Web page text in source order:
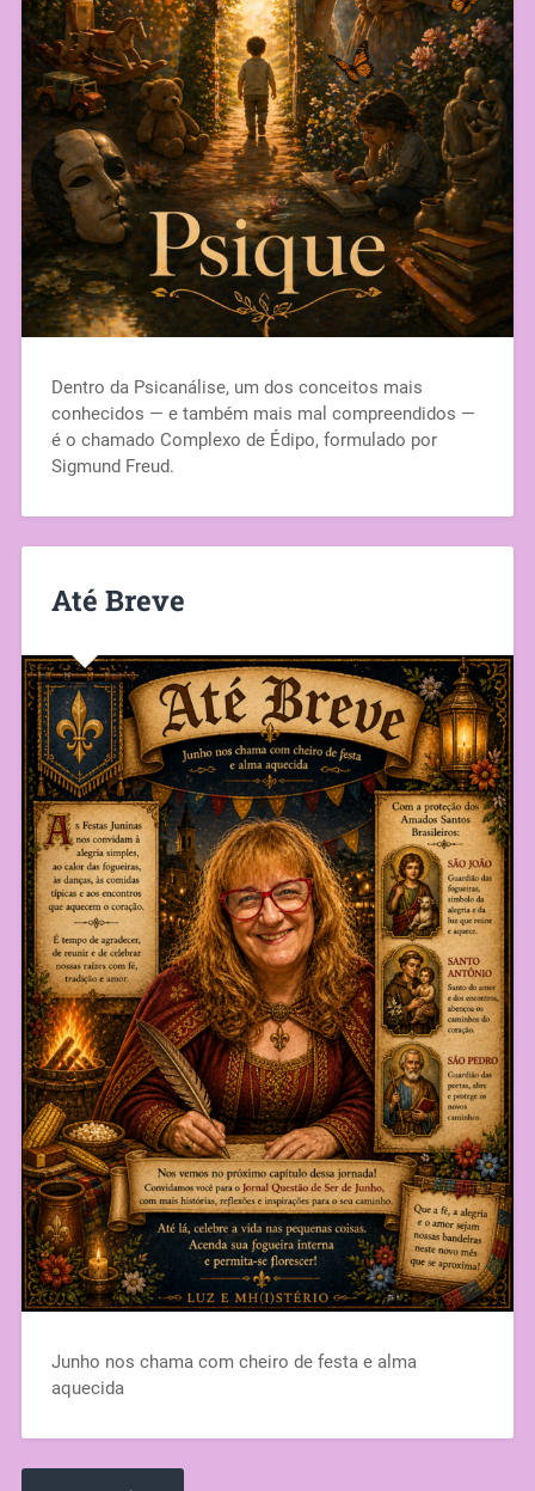
Dentro da Psicanálise, um dos conceitos mais
conhecidos — e também mais mal compreendidos —
é o chamado Complexo de Édipo, formulado por
Sigmund Freud.
Até Breve
Junho nos chama com cheiro de festa e alma
aquecida